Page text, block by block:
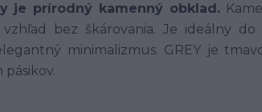
je prírodný kamenný obklad.
vzhľad bez škárovania. Je ideálny
minimalizmus. GREY je